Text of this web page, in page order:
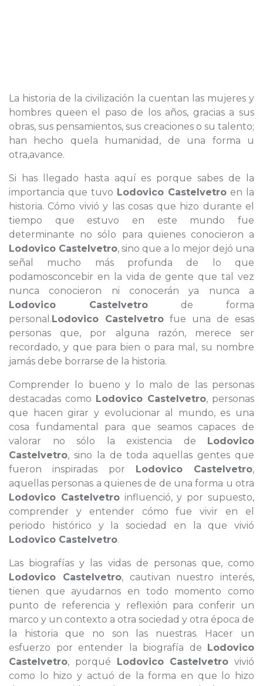
La historia de la civilización la cuentan las mujeres y
hombres queen el paso de los años, gracias a sus
obras, sus pensamientos, sus creaciones o su talento;
han hecho quela humanidad, de una forma u
otra,avance.
Si has llegado hasta aquí es porque sabes de la
importancia que tuvo Lodovico Castelvetro en la
historia. Cómo vivió y las cosas que hizo durante el
tiempo que estuvo en este mundo fue
determinante no sólo para quienes conocieron a
Lodovico Castelvetro, sino que a lo mejor dejó una
señal mucho más profunda de lo que
podamosconcebir en la vida de gente que tal vez
nunca conocieron ni conocerán ya nunca a
Lodovico Castelvetro de forma
personal.Lodovico Castelvetro fue una de esas
personas que, por alguna razón, merece ser
recordado, y que para bien o para mal, su nombre
jamás debe borrarse de la historia.
Comprender lo bueno y lo malo de las personas
destacadas como Lodovico Castelvetro, personas
que hacen girar y evolucionar al mundo, es una
cosa fundamental para que seamos capaces de
valorar no sólo la existencia de Lodovico
Castelvetro, sino la de toda aquellas gentes que
fueron inspiradas por Lodovico Castelvetro,
aquellas personas a quienes de de una forma u otra
Lodovico Castelvetroinfluenció, y por supuesto,
comprender y entender cómo fue vivir en el
periodo histórico y la sociedad en la que vivió
Lodovico Castelvetro.
Las biografías y las vidas de personas que, como
Lodovico Castelvetro, cautivan nuestro interés,
tienen que ayudarnos en todo momento como
punto de referencia y reflexión para conferir un
marco y un contexto a otra sociedad y otra época de
la historia que no son las nuestras. Hacer un
esfuerzo por entender la biografía de Lodovico
Castelvetro, porqué Lodovico Castelvetro vivió
como lo hizo y actuó de la forma en que lo hizo